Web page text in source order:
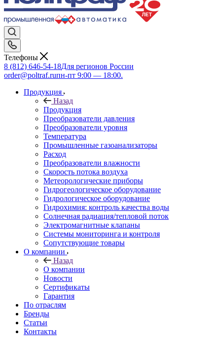
Телефоны
8 (812) 646-54-18Для регионов России
order@poltraf.ruпн-пт 9:00 — 18:00.
Продукция
Назад
Продукция
Преобразователи давления
Преобразователи уровня
Температура
Промышленные газоанализаторы
Расход
Преобразователи влажности
Скорость потока воздуха
Метеорологические приборы
Гидрогеологическое оборудование
Гидрологическое оборудование
Гидрохимия: контроль качества воды
Солнечная радиация/тепловой поток
Электромагнитные клапаны
Системы мониторинга и контроля
Сопутствующие товары
О компании
Назад
О компании
Новости
Сертификаты
Гарантия
По отраслям
Бренды
Статьи
Контакты